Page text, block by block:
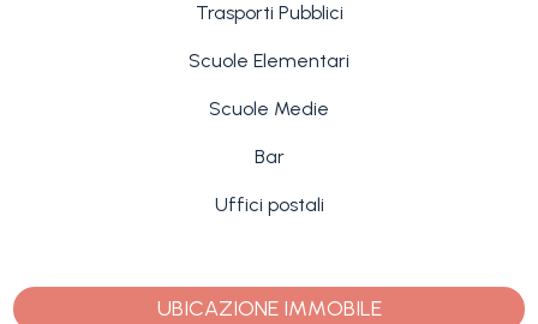
Trasporti Pubblici
Scuole Elementari
Scuole Medie
Bar
Uffici postali
UBICAZIONE IMMOBILE